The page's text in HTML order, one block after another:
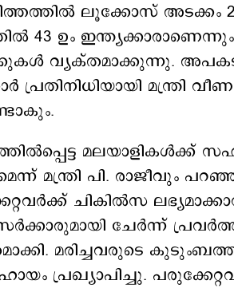
ലൂക്കോസ് അടക്കം
43 ഉം
വ്യക്തമാക്കുന്നു.
പ്രതിനിധിയായി മന്ത്രി
മലയാളികള്‍ക്ക്
മന്ത്രി പി. രാജീവും
ചികില്‍സ
ചേര്‍ന്ന്
മരിച്ചവരുടെ
പ്രഖ്യാപിച്ചു.